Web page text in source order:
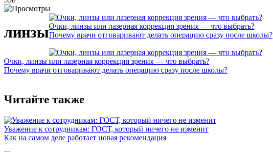
линзыОчки, линзы или лазерная коррекция зрения — что выбрать?
Почему врачи отговаривают делать операцию сразу после школы?
Очки, линзы или лазерная коррекция зрения — что выбрать?
Почему врачи отговаривают делать операцию сразу после школы?
Читайте также
Уважение к сотрудникам: ГОСТ, который ничего не изменит
Как на самом деле работает новая рекомендация